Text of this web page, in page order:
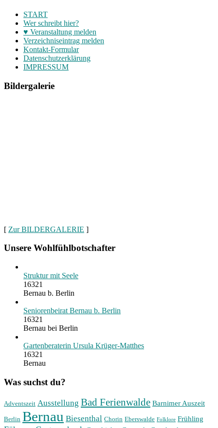
START
Wer schreibt hier?
♥ Veranstaltung melden
Verzeichniseintrag melden
Kontakt-Formular
Datenschutzerklärung
IMPRESSUM
Bildergalerie
[ Zur BILDERGALERIE ]
Unsere Wohlfühlbotschafter
Struktur mit Seele
16321
Bernau b. Berlin
Seniorenbeirat Bernau b. Berlin
16321
Bernau bei Berlin
Gartenberaterin Ursula Krüger-Matthes
16321
Bernau
Was suchst du?
Adventszeit Ausstellung Bad Ferienwalde Barnimer Auszeit
Berlin Bernau Biesenthal Chorin Eberswalde Folklore Frühling